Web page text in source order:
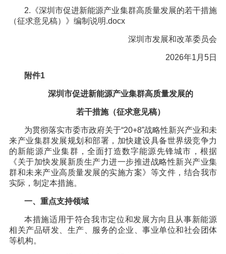
2.《深圳市促进新能源产业集群高质量发展的若干措施
（征求意见稿）》编制说明.docx
深圳市发展和改革委员会
2026年1月5日
附件1
深圳市促进新能源产业集群高质量发展的
若干措施（征求意见稿）
为贯彻落实市委市政府关于“20+8”战略性新兴产业和未
来产业集群发展规划和部署，加快建设具备世界级竞争力
的新能源产业集群，全面打造数字能源先锋城市，根据
《关于加快发展新质生产力进一步推进战略性新兴产业集
群和未来产业高质量发展的实施方案》等文件，结合我市
实际，制定本措施。
一、重点支持领域
本措施适用于符合我市定位和发展方向且从事新能源
相关产品研发、生产、服务的企业、事业单位和社会团体
等机构。